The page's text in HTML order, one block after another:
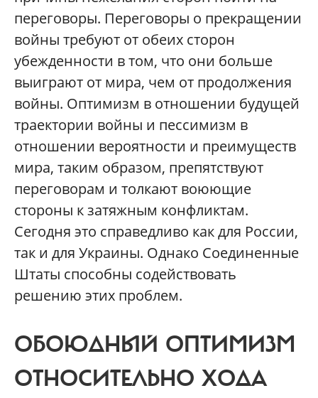
переговоры. Переговоры о прекращении
войны требуют от обеих сторон
убежденности в том, что они больше
выиграют от мира, чем от продолжения
войны. Оптимизм в отношении будущей
траектории войны и пессимизм в
отношении вероятности и преимуществ
мира, таким образом, препятствуют
переговорам и толкают воюющие
стороны к затяжным конфликтам.
Сегодня это справедливо как для России,
так и для Украины. Однако Соединенные
Штаты способны содействовать
решению этих проблем.
ОБОЮДНЫЙ ОПТИМИЗМ
ОТНОСИТЕЛЬНО ХОДА